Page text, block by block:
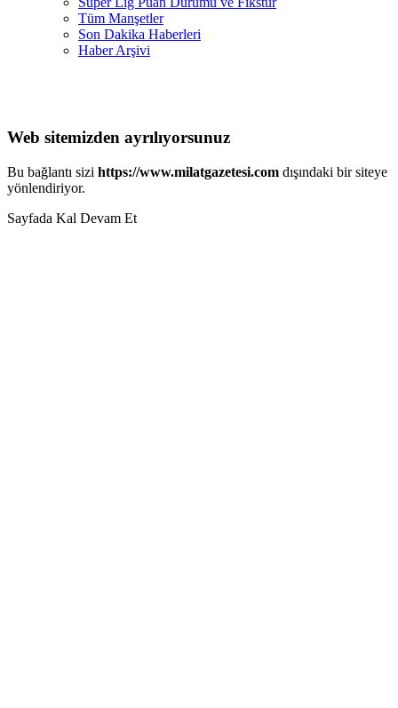
Tüm Manşetler
Son Dakika Haberleri
Haber Arşivi
Web sitemizden ayrılıyorsunuz
Bu bağlantı sizi https://www.milatgazetesi.com dışındaki bir siteye
yönlendiriyor.
Sayfada Kal Devam Et